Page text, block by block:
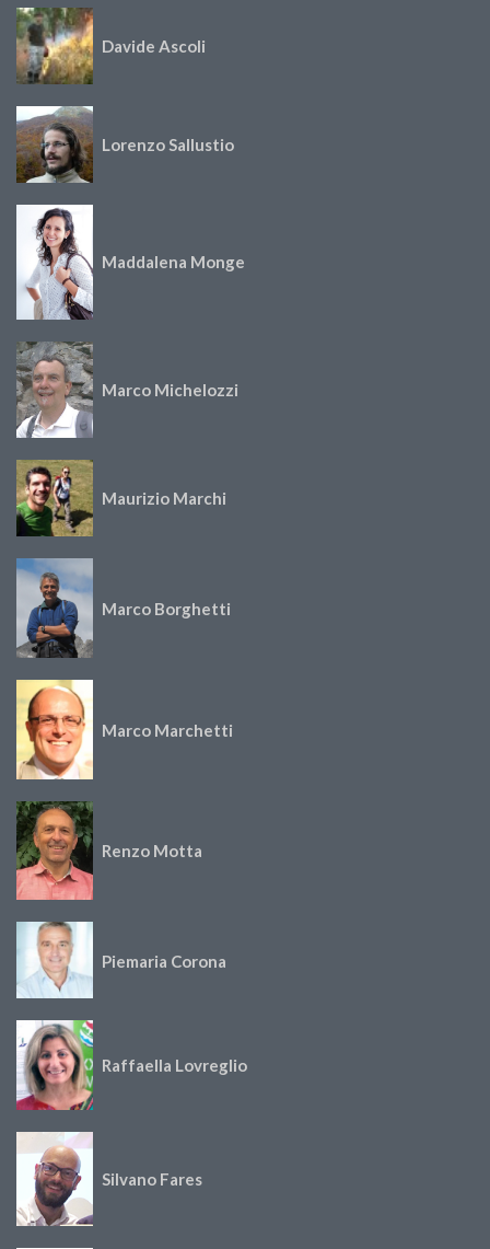
Davide Ascoli
Lorenzo Sallustio
Maddalena Monge
Marco Michelozzi
Maurizio Marchi
Marco Borghetti
Marco Marchetti
Renzo Motta
Piemaria Corona
Raffaella Lovreglio
Silvano Fares